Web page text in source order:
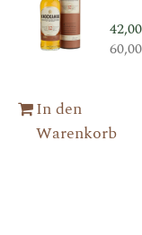
42,00
In den
Warenkorb